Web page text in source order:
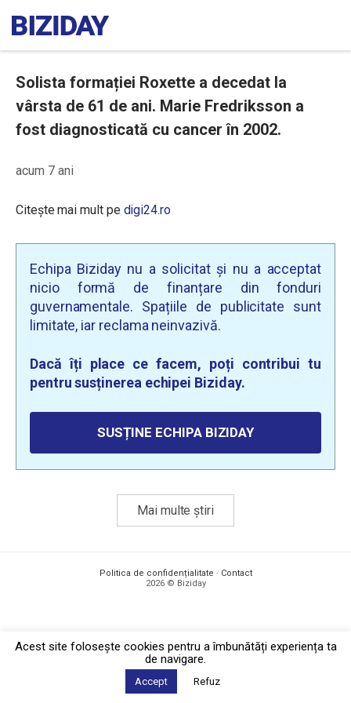
Solista formației Roxette a decedat la
vârsta de 61 de ani. Marie Fredriksson a
fost diagnosticată cu cancer în 2002.
acum 7 ani
Citește mai mult pe digi24.ro
Echipa Biziday nu a solicitat și nu a acceptat
nicio formă de finanțare din fonduri
guvernamentale. Spațiile de publicitate sunt
limitate, iar reclama neinvazivă.
Dacă îți place ce facem, poți contribui tu
pentru susținerea echipei Biziday.
SUSȚINE ECHIPA BIZIDAY
Mai multe știri
Politica de confidențialitate · Contact
2026 © Biziday
Acest site foloseşte cookies pentru a îmbunătăți experiența ta
de navigare.
Accept Refuz